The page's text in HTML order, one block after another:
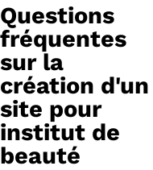
Questions
fréquentes
sur la
création d'un
site pour
institut de
beauté